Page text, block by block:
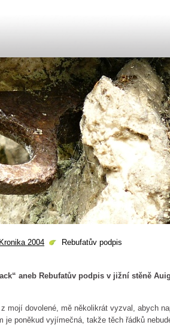
Kronika 2004 Rebufatův podpis
aneb Rebufatův podpis v jižní stěně
mojí dovolené, mě několikrát vyzval, abych
poněkud vyjímečná, takže těch řádků